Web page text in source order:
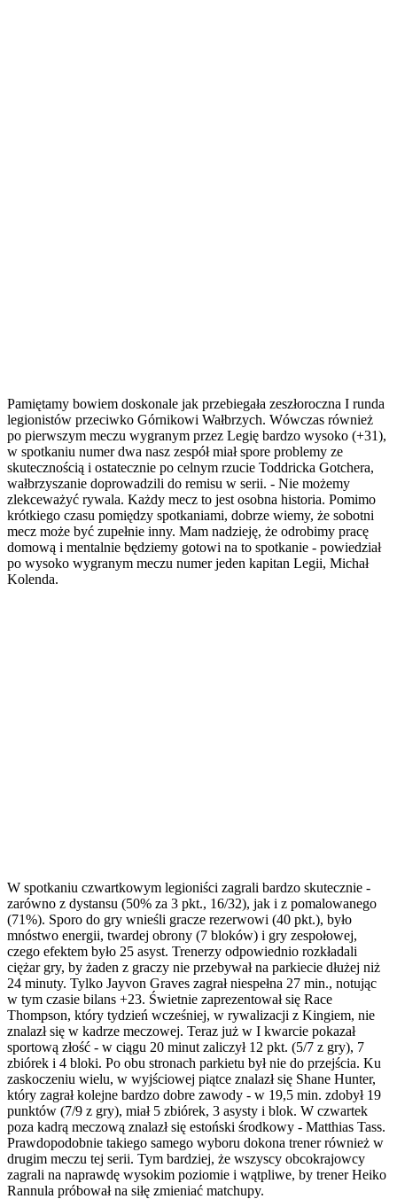
Pamiętamy bowiem doskonale jak przebiegała zeszłoroczna I runda
legionistów przeciwko Górnikowi Wałbrzych. Wówczas również
po pierwszym meczu wygranym przez Legię bardzo wysoko (+31),
w spotkaniu numer dwa nasz zespół miał spore problemy ze
skutecznością i ostatecznie po celnym rzucie Toddricka Gotchera,
wałbrzyszanie doprowadzili do remisu w serii. - Nie możemy
zlekceważyć rywala. Każdy mecz to jest osobna historia. Pomimo
krótkiego czasu pomiędzy spotkaniami, dobrze wiemy, że sobotni
mecz może być zupełnie inny. Mam nadzieję, że odrobimy pracę
domową i mentalnie będziemy gotowi na to spotkanie - powiedział
po wysoko wygranym meczu numer jeden kapitan Legii, Michał
Kolenda.
W spotkaniu czwartkowym legioniści zagrali bardzo skutecznie -
zarówno z dystansu (50% za 3 pkt., 16/32), jak i z pomalowanego
(71%). Sporo do gry wnieśli gracze rezerwowi (40 pkt.), było
mnóstwo energii, twardej obrony (7 bloków) i gry zespołowej,
czego efektem było 25 asyst. Trenerzy odpowiednio rozkładali
ciężar gry, by żaden z graczy nie przebywał na parkiecie dłużej niż
24 minuty. Tylko Jayvon Graves zagrał niespełna 27 min., notując
w tym czasie bilans +23. Świetnie zaprezentował się Race
Thompson, który tydzień wcześniej, w rywalizacji z Kingiem, nie
znalazł się w kadrze meczowej. Teraz już w I kwarcie pokazał
sportową złość - w ciągu 20 minut zaliczył 12 pkt. (5/7 z gry), 7
zbiórek i 4 bloki. Po obu stronach parkietu był nie do przejścia. Ku
zaskoczeniu wielu, w wyjściowej piątce znalazł się Shane Hunter,
który zagrał kolejne bardzo dobre zawody - w 19,5 min. zdobył 19
punktów (7/9 z gry), miał 5 zbiórek, 3 asysty i blok. W czwartek
poza kadrą meczową znalazł się estoński środkowy - Matthias Tass.
Prawdopodobnie takiego samego wyboru dokona trener również w
drugim meczu tej serii. Tym bardziej, że wszyscy obcokrajowcy
zagrali na naprawdę wysokim poziomie i wątpliwe, by trener Heiko
Rannula próbował na siłę zmieniać matchupy.